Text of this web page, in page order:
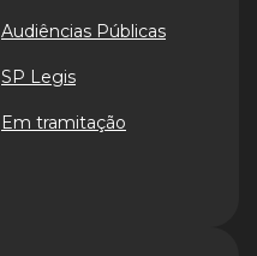
Audiências Públicas
SP Legis
Em tramitação